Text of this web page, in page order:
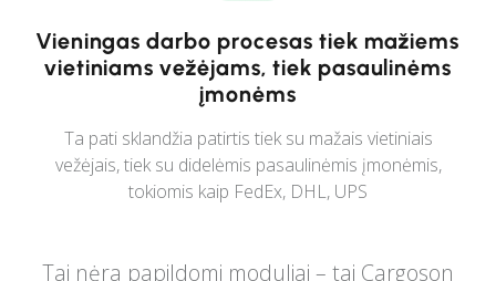
Vieningas darbo procesas tiek mažiems
vietiniams vežėjams, tiek pasaulinėms
įmonėms
Ta pati sklandžia patirtis tiek su mažais vietiniais
vežėjais, tiek su didelėmis pasaulinėmis įmonėmis,
tokiomis kaip FedEx, DHL, UPS
Tai nėra papildomi moduliai – tai Cargoson